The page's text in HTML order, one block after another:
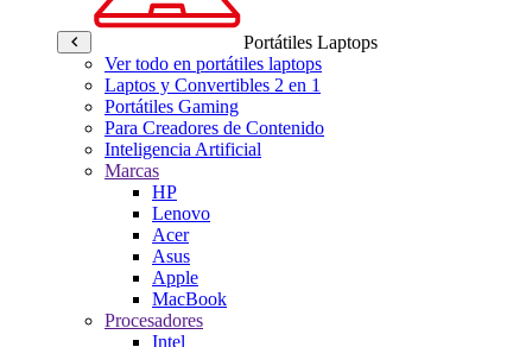
Portátiles Laptops
Ver todo en portátiles laptops
Laptos y Convertibles 2 en 1
Portátiles Gaming
Para Creadores de Contenido
Inteligencia Artificial
Marcas
HP
Lenovo
Acer
Asus
Apple
MacBook
Procesadores
Intel